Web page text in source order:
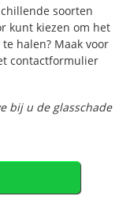
soorten
kunt kiezen om het
halen? Maak voor
contactformulier
bij u de glasschade